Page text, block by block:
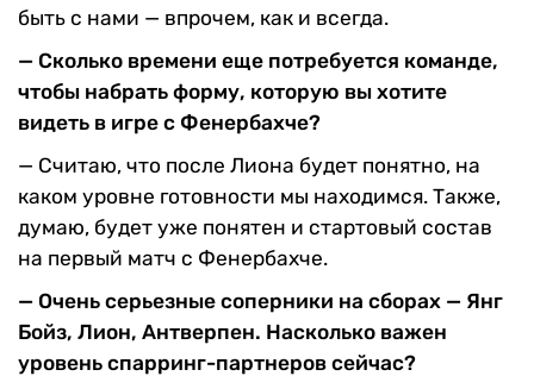
быть с нами — впрочем, как и всегда.
— Сколько времени еще потребуется команде,
чтобы набрать форму, которую вы хотите
видеть в игре с Фенербахче?
— Считаю, что после Лиона будет понятно, на
каком уровне готовности мы находимся. Также,
думаю, будет уже понятен и стартовый состав
на первый матч с Фенербахче.
— Очень серьезные соперники на сборах — Янг
Бойз, Лион, Антверпен. Насколько важен
уровень спарринг-партнеров сейчас?